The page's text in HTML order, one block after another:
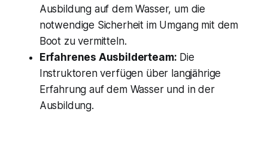
Ausbildung auf dem Wasser, um die
notwendige Sicherheit im Umgang mit dem
Boot zu vermitteln.
Erfahrenes Ausbilderteam: Die
Instruktoren verfügen über langjährige
Erfahrung auf dem Wasser und in der
Ausbildung.